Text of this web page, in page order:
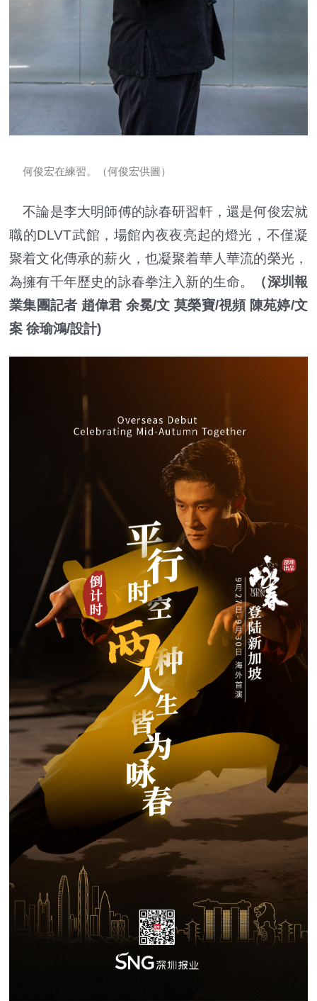
何俊宏在練習。（何俊宏供圖）
不論是李大明師傅的詠春研習軒，還是何俊宏就
職的DLVT武館，場館內夜夜亮起的燈光，不僅凝
聚着文化傳承的薪火，也凝聚着華人華流的榮光，
為擁有千年歷史的詠春拳注入新的生命。
（深圳報
業集團記者 趙偉君 余冕/文 莫榮寶/視頻 陳苑婷/文
案 徐瑜鴻/設計)